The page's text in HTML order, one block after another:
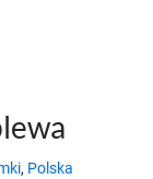
, Polska